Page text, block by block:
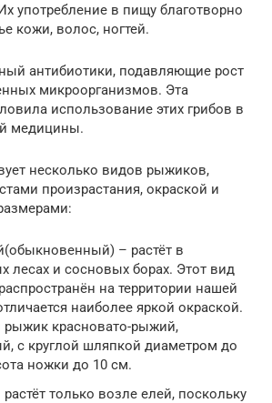
употребление в пищу благотворно
кожи, волос, ногтей.
антибиотики, подавляющие рост
микроорганизмов. Эта
использование этих грибов в
медицины.
несколько видов рыжиков,
произрастания, окраской и
– растёт в
лесах и сосновых борах. Этот вид
на территории нашей
наиболее яркой окраской.
красновато-рыжий,
с круглой шляпкой диаметром до
ножки до 10 см.
только возле елей, поскольку